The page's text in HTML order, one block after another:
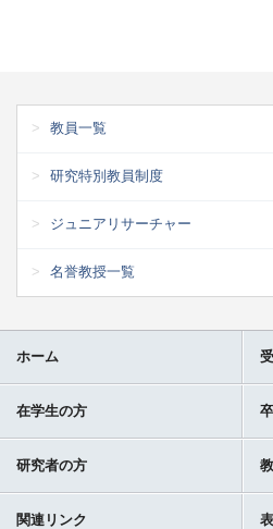
教員一覧
研究特別教員制度
ジュニアリサーチャー
名誉教授一覧
ホーム
在学生の方
研究者の方
関連リンク